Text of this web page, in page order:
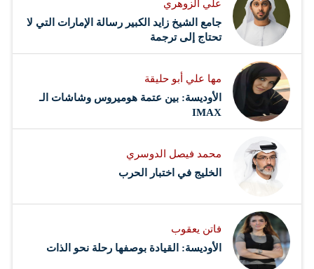
علي الزوهري
جامع الشيخ زايد الكبير رسالة الإمارات التي لا
تحتاج إلى ترجمة
مها علي أبو حليقة
الأوديسة: بين عتمة هوميروس وشاشات الـ
IMAX
محمد فيصل الدوسري ​
‏الخليج في اختبار الحرب
فاتن يعقوب
الأوديسة: القيادة بوصفها رحلة نحو الذات